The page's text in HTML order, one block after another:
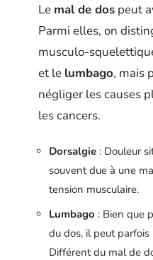
Le mal de dos peut
Parmi elles, on
musculo-
et le lumbago, mais
négliger les causes
les cancers.
Dorsalgie : Douleur
souvent due à une
tension musculaire.
Lumbago : Bien que
du dos, il peut
Différent du mal de